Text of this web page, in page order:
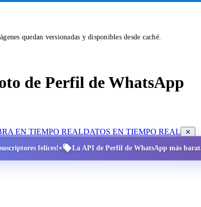
quedan versionadas y disponibles desde caché.
de Perfil de WhatsApp
EN TIEMPO REALDATOS EN TIEMPO REAL
felices!• La API de Perfil de WhatsApp más